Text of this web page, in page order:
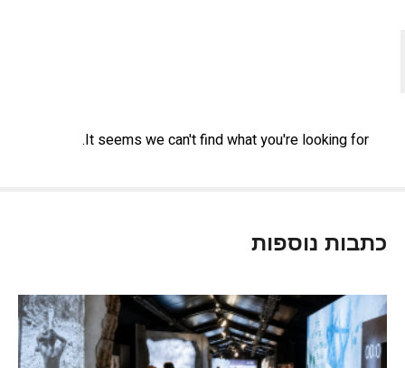
It seems we can't find what you're looking for.
כתבות נוספות